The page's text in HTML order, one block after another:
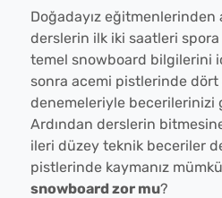
Doğadayız eğitmenlerinden
derslerin ilk iki saatleri spora
temel snowboard bilgilerini
sonra acemi pistlerinde dört
denemeleriyle becerilerinizi
Ardından derslerin
ileri düzey teknik beceriler
pistlerinde kaymanız
snowboard zor mu?